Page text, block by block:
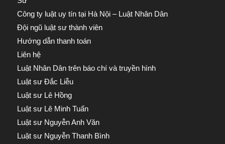
Công ty luật uy tín tại Hà Nội – Luật Nhân Dân
Đội ngũ luật sư thành viên
Hướng dẫn thanh toán
Liên hệ
Luật Nhân Dân trên báo chí và truyền hình
Luật sư Đắc Liễu
Luật sư Lê Hồng
Luật sư Lê Minh Tuấn
Luật sư Nguyễn Anh Văn
Luật sư Nguyễn Thanh Bình